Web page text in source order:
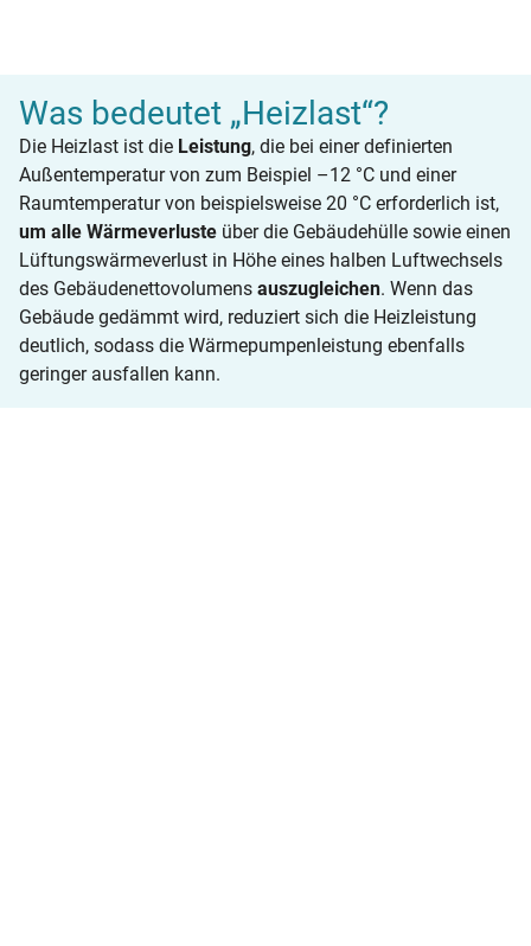
Was bedeutet „Heizlast“?
Die Heizlast ist die Leistung, die bei einer definierten
Außentemperatur von zum Beispiel –12 °C und einer
Raumtemperatur von beispielsweise 20 °C erforderlich ist,
um alle Wärmeverluste über die Gebäudehülle sowie einen
Lüftungswärmeverlust in Höhe eines halben Luftwechsels
des Gebäudenettovolumens auszugleichen. Wenn das
Gebäude gedämmt wird, reduziert sich die Heizleistung
deutlich, sodass die Wärmepumpenleistung ebenfalls
geringer ausfallen kann.